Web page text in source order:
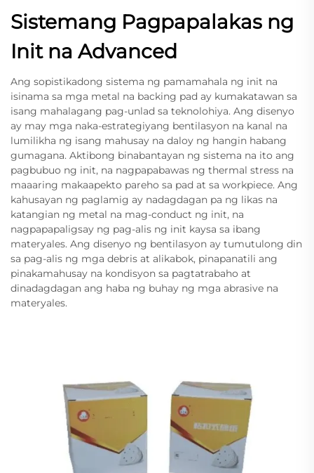
Sistemang Pagpapalakas ng
Init na Advanced
Ang sopistikadong sistema ng pamamahala ng init na
isinama sa mga metal na backing pad ay kumakatawan sa
isang mahalagang pag-unlad sa teknolohiya. Ang disenyo
ay may mga naka-estrategiyang bentilasyon na kanal na
lumilikha ng isang mahusay na daloy ng hangin habang
gumagana. Aktibong binabantayan ng sistema na ito ang
pagbubuo ng init, na nagpapabawas ng thermal stress na
maaaring makaapekto pareho sa pad at sa workpiece. Ang
kahusayan ng paglamig ay nadagdagan pa ng likas na
katangian ng metal na mag-conduct ng init, na
nagpapapaligsay ng pag-alis ng init kaysa sa ibang
materyales. Ang disenyo ng bentilasyon ay tumutulong din
sa pag-alis ng mga debris at alikabok, pinapanatili ang
pinakamahusay na kondisyon sa pagtatrabaho at
dinadagdagan ang haba ng buhay ng mga abrasive na
materyales.